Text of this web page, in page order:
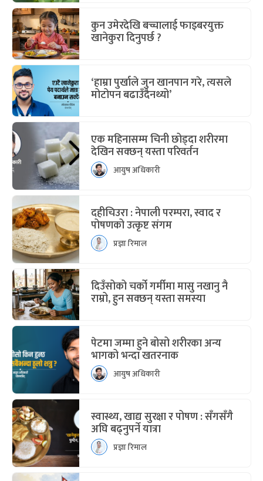
कुन उमेरदेखि बच्चालाई फाइबरयुक्त
खानेकुरा दिनुपर्छ ?
‘हाम्रा पुर्खाले जुन खानपान गरे, त्यसले
मोटोपन बढाउँदैनथ्यो’
एक महिनासम्म चिनी छोड्दा शरीरमा
देखिन सक्छन् यस्ता परिवर्तन
आयुष अधिकारी
दहीचिउरा : नेपाली परम्परा, स्वाद र
पोषणको उत्कृष्ट संगम
प्रज्ञा रिमाल
दिउँसोको चर्को गर्मीमा मासु नखानु नै
राम्रो, हुन सक्छन् यस्ता समस्या
पेटमा जम्मा हुने बोसो शरीरका अन्य
भागको भन्दा खतरनाक
आयुष अधिकारी
स्वास्थ्य, खाद्य सुरक्षा र पोषण : सँगसँगै
अघि बढ्नुपर्ने यात्रा
प्रज्ञा रिमाल